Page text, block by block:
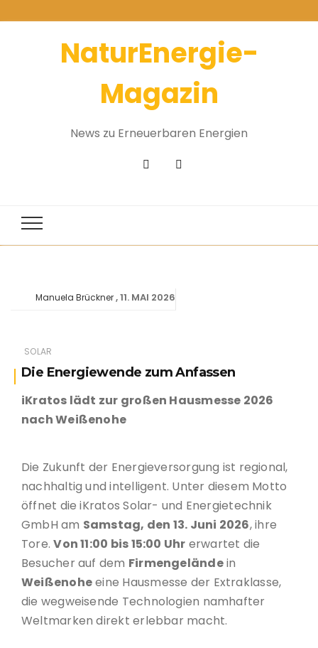
NaturEnergie-
Magazin
News zu Erneuerbaren Energien
SOLAR
Die Energiewende zum Anfassen
Manuela Brückner 11. MAI 2026
iKratos lädt zur großen Hausmesse 2026
nach Weißenohe
Die Zukunft der Energieversorgung ist regional,
nachhaltig und intelligent. Unter diesem Motto
öffnet die iKratos Solar- und Energietechnik
GmbH am Samstag, den 13. Juni 2026, ihre
Tore.Von 11:00 bis 15:00 Uhr erwartet die
Besucher auf dem Firmengeländein
Weißenoheeine Hausmesse der Extraklasse,
die wegweisende Technologien namhafter
Weltmarken direkt erlebbar macht.